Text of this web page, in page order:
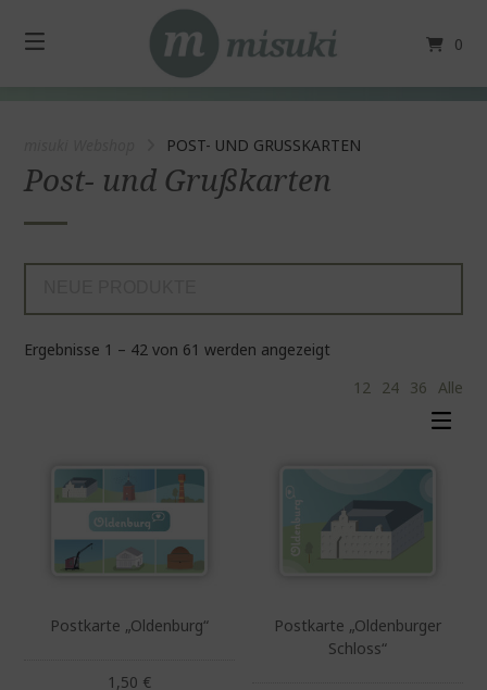
zum
Inhalt
0
POST- UND GRUSSKARTEN
Post- und Grußkarten
Ergebnisse 1 – 42 von 61 werden angezeigt
sortiert
12 24 36 Alle
Postkarte „Oldenburg“
1,50 €
Postkarte „Oldenburger
Schloss“